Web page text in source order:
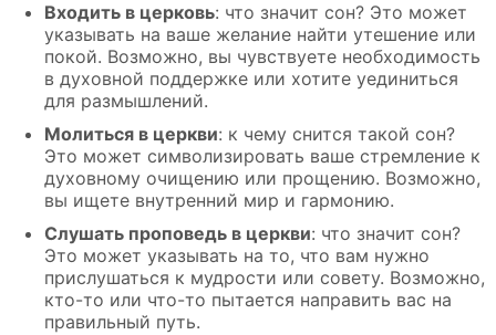
Входить в церковь: что значит сон? Это может
указывать на ваше желание найти утешение или
покой. Возможно, вы чувствуете необходимость
в духовной поддержке или хотите уединиться
для размышлений.
Молиться в церкви: к чему снится такой сон?
Это может символизировать ваше стремление к
духовному очищению или прощению. Возможно,
вы ищете внутренний мир и гармонию.
Слушать проповедь в церкви: что значит сон?
Это может указывать на то, что вам нужно
прислушаться к мудрости или совету. Возможно,
кто-то или что-то пытается направить вас на
правильный путь.